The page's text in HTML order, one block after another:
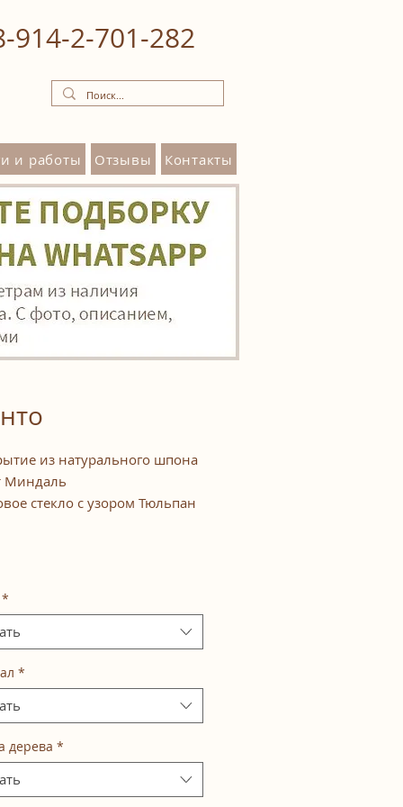
и работы Отзывы Контакты
из натурального шпона
Миндаль
стекло с узором Тюльпан
*
*
дерева *